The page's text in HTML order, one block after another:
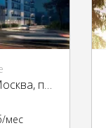
Новые Ватутинки Заречный, г. Москва, пос. Десёновское, мкрн. «Новые Ватутинки Заречный», к. 5/2
мес